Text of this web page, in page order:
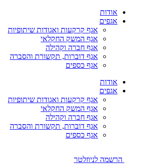
לתוכן
אודות
אגפים
אגף קרקעות ואגודות שיתופיות
אגף המשק החקלאי
אגף חברה וקהילה
אגף דוברות, תקשורת והסברה
אגף כספים
אודות
אגפים
אגף קרקעות ואגודות שיתופיות
אגף המשק החקלאי
אגף חברה וקהילה
אגף דוברות, תקשורת והסברה
אגף כספים
הרשמה לניוזלטר